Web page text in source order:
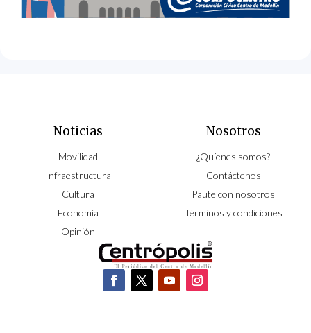
Noticias
Movilidad
Infraestructura
Cultura
Economía
Opinión
Nosotros
¿Quíenes somos?
Contáctenos
Paute con nosotros
Términos y condiciones